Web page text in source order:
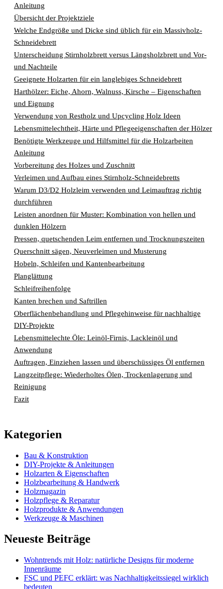
Anleitung
Übersicht der Projektziele
Welche Endgröße und Dicke sind üblich für ein Massivholz-
Schneidebrett
Unterscheidung Stirnholzbrett versus Längsholzbrett und Vor-
und Nachteile
Geeignete Holzarten für ein langlebiges Schneidebrett
Harthölzer: Eiche, Ahorn, Walnuss, Kirsche – Eigenschaften
und Eignung
Verwendung von Restholz und Upcycling Holz Ideen
Lebensmittelechtheit, Härte und Pflegeeigenschaften der Hölzer
Benötigte Werkzeuge und Hilfsmittel für die Holzarbeiten
Anleitung
Vorbereitung des Holzes und Zuschnitt
Verleimen und Aufbau eines Stirnholz-Schneidebretts
Warum D3/D2 Holzleim verwenden und Leimauftrag richtig
durchführen
Leisten anordnen für Muster: Kombination von hellen und
dunklen Hölzern
Pressen, quetschenden Leim entfernen und Trocknungszeiten
Querschnitt sägen, Neuverleimen und Musterung
Hobeln, Schleifen und Kantenbearbeitung
Planglättung
Schleifreihenfolge
Kanten brechen und Saftrillen
Oberflächenbehandlung und Pflegehinweise für nachhaltige
DIY-Projekte
Lebensmittelechte Öle: Leinöl-Firnis, Lackleinöl und
Anwendung
Auftragen, Einziehen lassen und überschüssiges Öl entfernen
Langzeitpflege: Wiederholtes Ölen, Trockenlagerung und
Reinigung
Fazit
Kategorien
Bau & Konstruktion
DIY-Projekte & Anleitungen
Holzarten & Eigenschaften
Holzbearbeitung & Handwerk
Holzmagazin
Holzpflege & Reparatur
Holzprodukte & Anwendungen
Werkzeuge & Maschinen
Neueste Beiträge
Wohntrends mit Holz: natürliche Designs für moderne
Innenräume
FSC und PEFC erklärt: was Nachhaltigkeitssiegel wirklich
bedeuten